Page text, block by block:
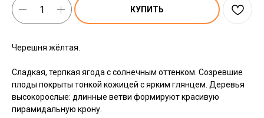
КУПИТЬ
Черешня жёлтая.
Сладкая, терпкая ягода с солнечным оттенком. Созревшие
плоды покрыты тонкой кожицей с ярким глянцем. Деревья
высокорослые: длинные ветви формируют красивую
пирамидальную крону.